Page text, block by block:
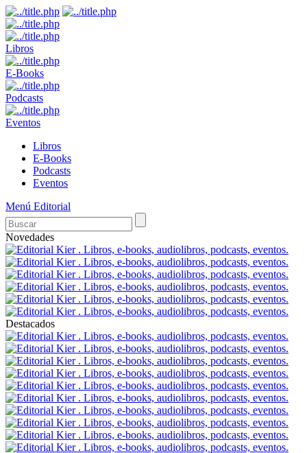
Libros
E-Books
Podcasts
Eventos
Libros
E-Books
Podcasts
Eventos
Menú Editorial
Novedades
Destacados